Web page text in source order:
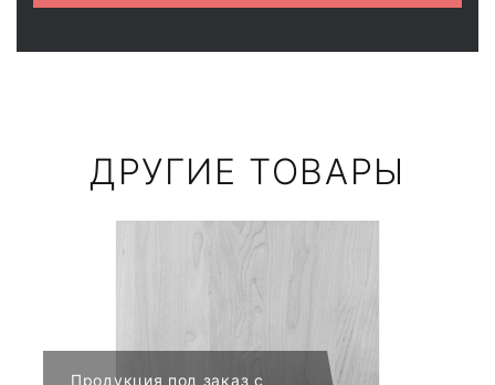
ДРУГИЕ ТОВАРЫ
Продукция под заказ с